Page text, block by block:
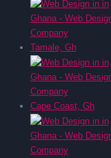
Tamale, Gh
Cape Coast, Gh